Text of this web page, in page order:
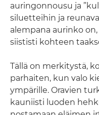
auringonnousu ja
siluetteihin ja
alempana aurinko
siististi kohteen
Tällä on merkitystä,
parhaiten, kun valo
ympärille. Oravien
kauniisti luoden